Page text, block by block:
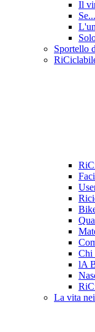
Il
Sportello
Chi
lA
La vita